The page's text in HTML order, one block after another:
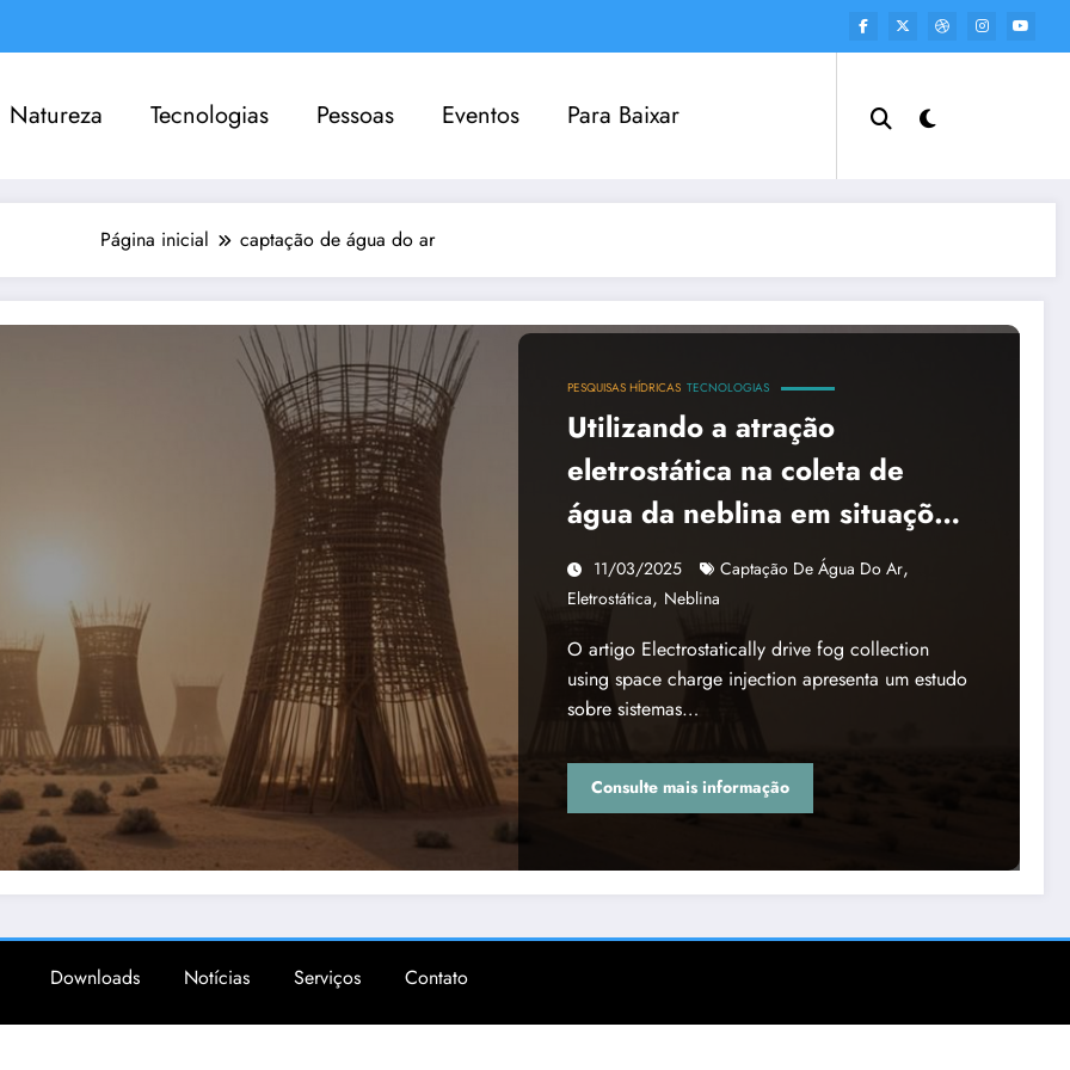
Natureza Tecnologias Pessoas Eventos Para Baixar
Página inicial captação de água do ar
PESQUISAS HÍDRICAS TECNOLOGIAS
Utilizando a atração
eletrostática na coleta de
água da neblina em situações
de seca
11/03/2025 Captação De Água Do Ar,
Eletrostática, Neblina
O artigo Electrostatically drive fog collection
using space charge injection apresenta um estudo
sobre sistemas…
Consulte mais informação
Downloads Notícias Serviços Contato